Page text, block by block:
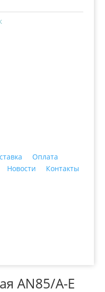
Оплата
Новости Контакты
AN85/A-E